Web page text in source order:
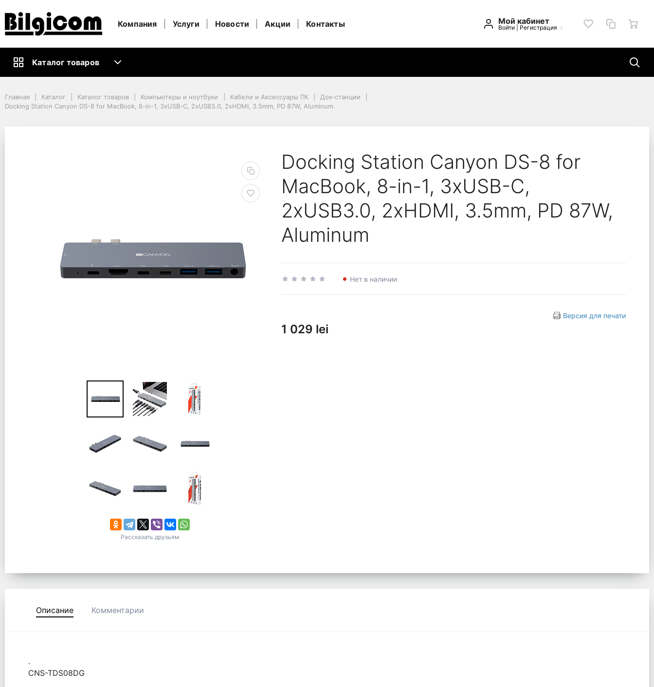
Мой кабинет
Войти| Регистрация
Компания Услуги Новости Акции Контакты
Каталог товаров
Главная
Компьютеры и ноутбуки
Кабели и Аксессуары ПК
Док-станции
Главная Каталог Каталог товаров Компьютеры и ноутбуки Кабели и Аксессуары ПК
Док-станции
Docking Station Canyon DS-8 for MacBook, 8-in-1, 3xUSB-C, 2xUSB3.0, 2xHDMI, 3.5mm, PD 87W, Aluminum
Рассказать друзьям
Docking Station Canyon DS-8 for
MacBook, 8-in-1, 3xUSB-C,
2xUSB3.0, 2xHDMI, 3.5mm, PD 87W,
Aluminum
Нет в наличии
Версия для печати
1 029 lei
Описание Комментарии
.
CNS-TDS08DG